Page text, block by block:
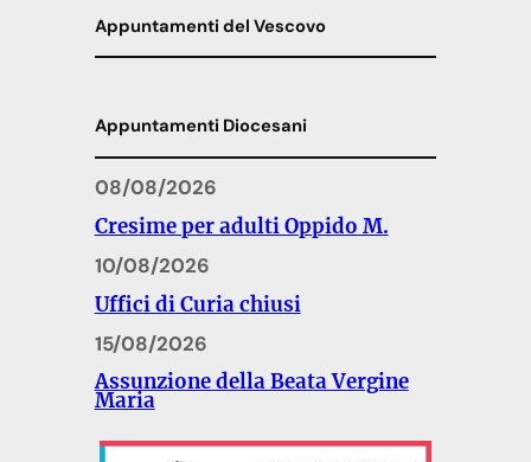
Appuntamenti del Vescovo
Appuntamenti Diocesani
08/08/2026
Cresime per adulti Oppido M.
10/08/2026
Uffici di Curia chiusi
15/08/2026
Assunzione della Beata Vergine
Maria